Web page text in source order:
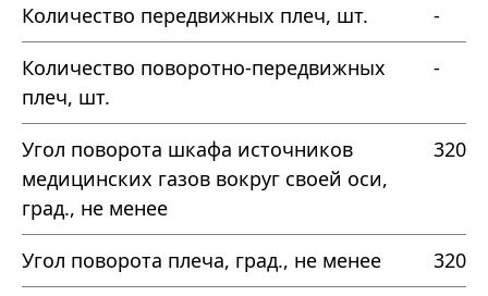
Количество передвижных плеч, шт.
-
Количество поворотно-передвижных
плеч, шт.
-
Угол поворота шкафа источников
медицинских газов вокруг своей оси,
град., не менее
320
Угол поворота плеча, град., не менее 320